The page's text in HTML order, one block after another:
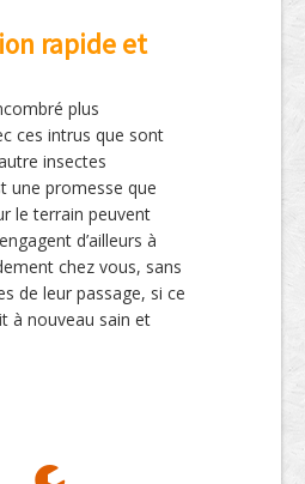
rapide et
plus
ces intrus que sont
insectes
une promesse que
le terrain peuvent
d’ailleurs à
chez vous, sans
de leur passage, si ce
à nouveau sain et